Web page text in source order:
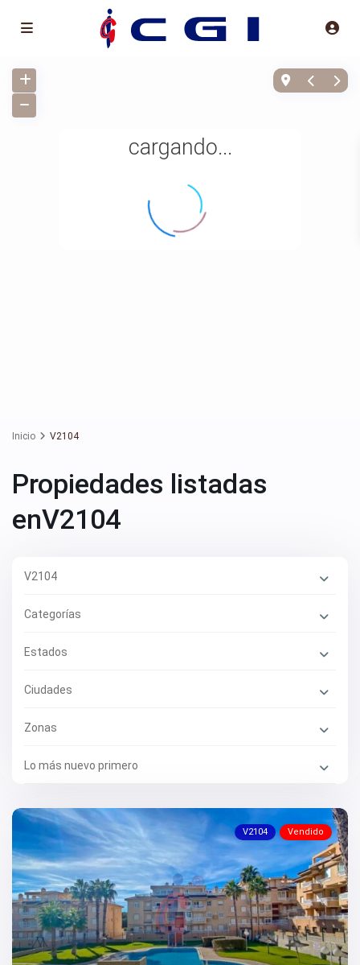
cargando...
Inicio V2104
Propiedades listadas
enV2104
V2104
Categorías
Estados
Ciudades
Zonas
Lo más nuevo primero
V2104 Vendido